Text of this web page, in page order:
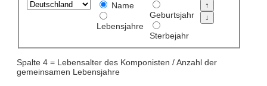
Name
Lebensjahre
Geburtsjahr
Sterbejahr
Spalte 4 = Lebensalter des Komponisten / Anzahl der
gemeinsamen Lebensjahre